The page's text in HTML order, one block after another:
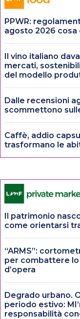
PPWR:
agosto 2026 cosa
Il vino italiano
mercati,
del modello
Dalle recensioni
scommettono
Caffè, addio
trasformano le
Il patrimonio
come orientarsi
“ARMS”:
per combattere
d’opera
Degrado urbano.
periodo estivo:
responsabilità